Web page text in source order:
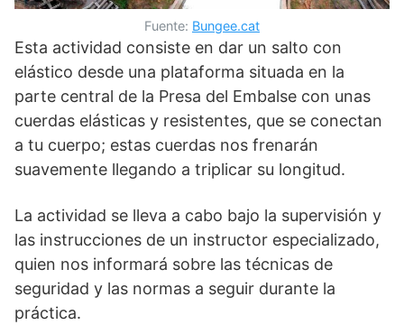
Fuente: Bungee.cat
Esta actividad consiste en dar un salto con
elástico desde una plataforma situada en la
parte central de la Presa del Embalse con unas
cuerdas elásticas y resistentes, que se conectan
a tu cuerpo; estas cuerdas nos frenarán
suavemente llegando a triplicar su longitud.
La actividad se lleva a cabo bajo la supervisión y
las instrucciones de un instructor especializado,
quien nos informará sobre las técnicas de
seguridad y las normas a seguir durante la
práctica.